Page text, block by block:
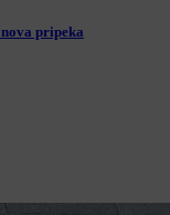
pripeka